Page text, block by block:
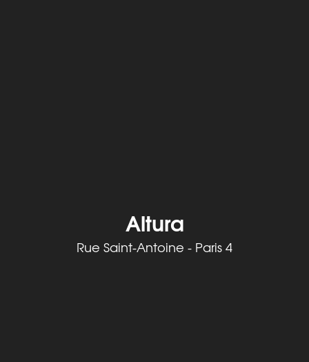
Altura
Rue Saint-Antoine - Paris 4